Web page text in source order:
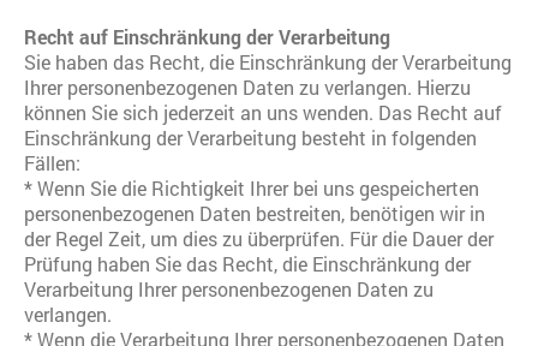
Recht auf Einschränkung der Verarbeitung
Sie haben das Recht, die Einschränkung der Verarbeitung
Ihrer personenbezogenen Daten zu verlangen. Hierzu
können Sie sich jederzeit an uns wenden. Das Recht auf
Einschränkung der Verarbeitung besteht in folgenden
Fällen:
* Wenn Sie die Richtigkeit Ihrer bei uns gespeicherten
personenbezogenen Daten bestreiten, benötigen wir in
der Regel Zeit, um dies zu überprüfen. Für die Dauer der
Prüfung haben Sie das Recht, die Einschränkung der
Verarbeitung Ihrer personenbezogenen Daten zu
verlangen.
* Wenn die Verarbeitung Ihrer personenbezogenen Daten